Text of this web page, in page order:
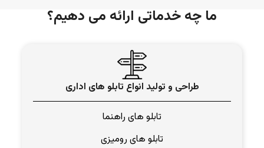
ما چه خدماتی ارائه می دهیم؟
طراحی و تولید انواع تابلو های اداری
تابلو های راهنما
تابلو های رومیزی